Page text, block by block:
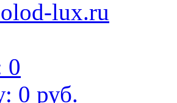
lux.ru
0
0 руб.